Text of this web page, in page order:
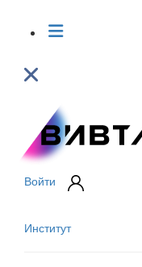
Войти
Институт